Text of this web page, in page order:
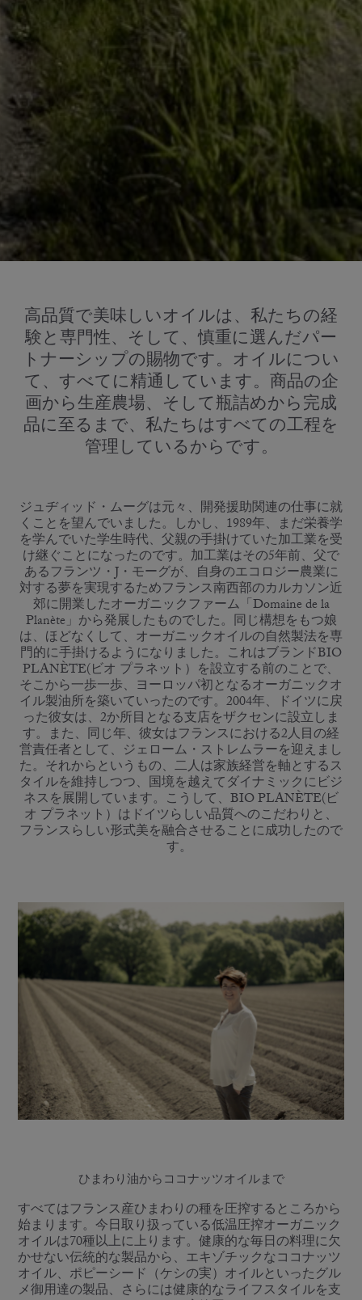
高品質で美味しいオイルは、私たちの経
験と専門性、そして、慎重に選んだパー
トナーシップの賜物です。オイルについ
て、すべてに精通しています。商品の企
画から生産農場、そして瓶詰めから完成
品に至るまで、私たちはすべての工程を
管理しているからです。
ジュヂィッド・ムーグは元々、開発援助関連の仕事に就
くことを望んでいました。しかし、1989年、まだ栄養学
を学んでいた学生時代、父親の手掛けていた加工業を受
け継ぐことになったのです。加工業はその5年前、父で
あるフランツ・J・モーグが、自身のエコロジー農業に
対する夢を実現するためフランス南西部のカルカソン近
郊に開業したオーガニックファーム「Domaine de la
Planète」から発展したものでした。同じ構想をもつ娘
は、ほどなくして、オーガニックオイルの自然製法を専
門的に手掛けるようになりました。これはブランドBIO
PLANÈTE(ビオ プラネット）を設立する前のことで、
そこから一歩一歩、ヨーロッパ初となるオーガニックオ
イル製油所を築いていったのです。2004年、ドイツに戻
った彼女は、2か所目となる支店をザクセンに設立しま
す。また、同じ年、彼女はフランスにおける2人目の経
営責任者として、ジェローム・ストレムラーを迎えまし
た。それからというもの、二人は家族経営を軸とするス
タイルを維持しつつ、国境を越えてダイナミックにビジ
ネスを展開しています。こうして、BIO PLANÈTE(ビ
オ プラネット）はドイツらしい品質へのこだわりと、
フランスらしい形式美を融合させることに成功したので
す。
ひまわり油からココナッツオイルまで
すべてはフランス産ひまわりの種を圧搾するところから
始まります。今日取り扱っている低温圧搾オーガニック
オイルは70種以上に上ります。健康的な毎日の料理に欠
かせない伝統的な製品から、エキゾチックなココナッツ
オイル、ポピーシード（ケシの実）オイルといったグル
メ御用達の製品、さらには健康的なライフスタイルを支